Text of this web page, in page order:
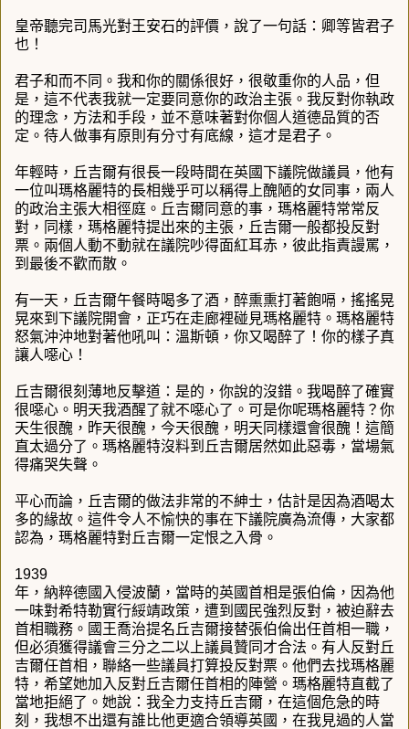
皇帝聽完司馬光對王安石的評價，說了一句話：卿等皆君子
也！
君子和而不同。我和你的關係很好，很敬重你的人品，但
是，這不代表我就一定要同意你的政治主張。我反對你執政
的理念，方法和手段，並不意味著對你個人道德品質的否
定。待人做事有原則有分寸有底線，這才是君子。
年輕時，丘吉爾有很長一段時間在英國下議院做議員，他有
一位叫瑪格麗特的長相幾乎可以稱得上醜陋的女同事，兩人
的政治主張大相徑庭。丘吉爾同意的事，瑪格麗特常常反
對，同樣，瑪格麗特提出來的主張，丘吉爾一般都投反對
票。兩個人動不動就在議院吵得面紅耳赤，彼此指責謾罵，
到最後不歡而散。
有一天，丘吉爾午餐時喝多了酒，醉熏熏打著飽嗝，搖搖晃
晃來到下議院開會，正巧在走廊裡碰見瑪格麗特。瑪格麗特
怒氣沖沖地對著他吼叫：溫斯頓，你又喝醉了！你的樣子真
讓人噁心！
丘吉爾很刻薄地反擊道：是的，你說的沒錯。我喝醉了確實
很噁心。明天我酒醒了就不噁心了。可是你呢瑪格麗特？你
天生很醜，昨天很醜，今天很醜，明天同樣還會很醜！這簡
直太過分了。瑪格麗特沒料到丘吉爾居然如此惡毒，當場氣
得痛哭失聲。
平心而論，丘吉爾的做法非常的不紳士，估計是因為酒喝太
多的緣故。這件令人不愉快的事在下議院廣為流傳，大家都
認為，瑪格麗特對丘吉爾一定恨之入骨。
1939
年，納粹德國入侵波蘭，當時的英國首相是張伯倫，因為他
一味對希特勒實行綏靖政策，遭到國民強烈反對，被迫辭去
首相職務。國王喬治提名丘吉爾接替張伯倫出任首相一職，
但必須獲得議會三分之二以上議員贊同才合法。有人反對丘
吉爾任首相，聯絡一些議員打算投反對票。他們去找瑪格麗
特，希望她加入反對丘吉爾任首相的陣營。瑪格麗特直截了
當地拒絕了。她說：我全力支持丘吉爾，在這個危急的時
刻，我想不出還有誰比他更適合領導英國，在我見過的人當